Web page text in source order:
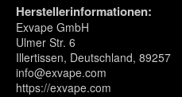
Herstellerinformationen:
Exvape GmbH
Ulmer Str. 6
Illertissen, Deutschland, 89257
info@exvape.com
https://exvape.com